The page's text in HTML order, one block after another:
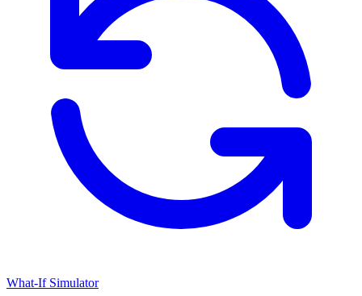
What-If Simulator